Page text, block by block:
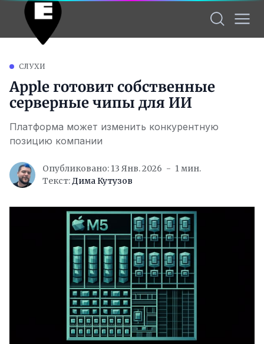
СЛУХИ
Apple готовит собственные
серверные чипы для ИИ
Платформа может изменить конкурентную
позицию компании
Опубликовано: 13 Янв. 2026
1 мин.
Текст:Дима Кутузов